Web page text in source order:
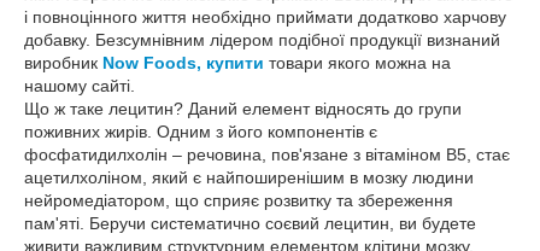
і повноцінного життя необхідно приймати додатково харчову
добавку. Безсумнівним лідером подібної продукції визнаний
виробник Now Foods, купити товари якого можна на
нашому сайті.
Що ж таке лецитин? Даний елемент відносять до групи
поживних жирів. Одним з його компонентів є
фосфатидилхолін – речовина, пов'язане з вітаміном В5, стає
ацетилхоліном, який є найпоширенішим в мозку людини
нейромедіатором, що сприяє розвитку та збереження
пам'яті. Беручи систематично соєвий лецитин, ви будете
живити важливим структурним елементом клітини мозку,